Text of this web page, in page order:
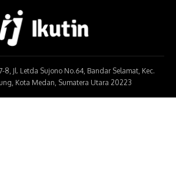
8, Jl. Letda Sujono No.64, Bandar Selamat, Kec.
Kota Medan, Sumatera Utara 20223